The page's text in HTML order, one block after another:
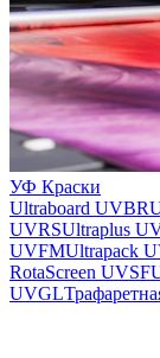
УФ Краски
Ultraboard UVBR
UVRSUltraplus
UVFMUltrapack
RotaScreen UVSF
UVGL